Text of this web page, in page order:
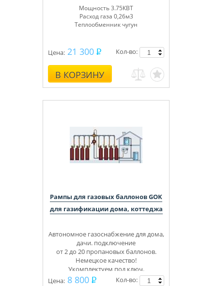
Мощность 3.75КВТ
Расход газа 0,26м3
Теплообменник чугун
Цена: 21 300
В КОРЗИНУ
Кол-во:
Рампы для газовых баллонов GOK
для газификации дома, коттеджа
Автономное газоснабжение для дома,
дачи. подключение
от 2 до 20 пропановых баллонов.
Немецкое качество!
Укомплектуем под ключ.
Консультации, монтаж.
Цена: 8 800
Кол-во: